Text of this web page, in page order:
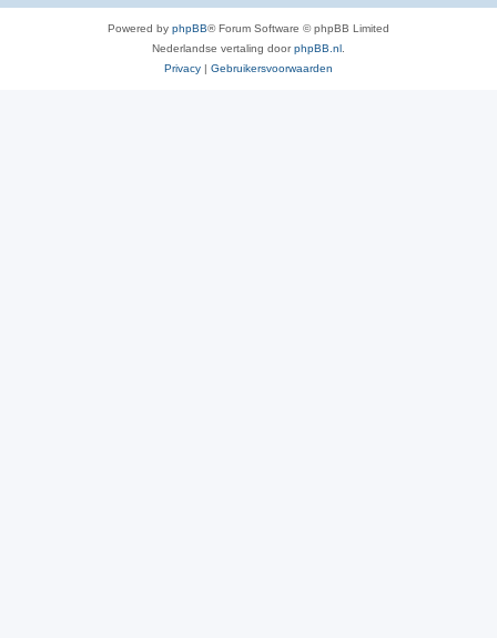
Powered by phpBB® Forum Software © phpBB Limited
Nederlandse vertaling doorphpBB.nl
Privacy | Gebruikersvoorwaarden